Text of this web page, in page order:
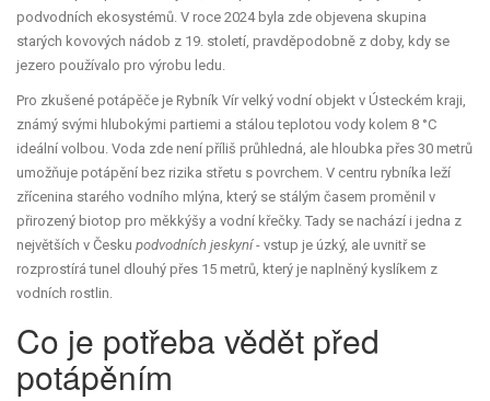
podvodních ekosystémů. V roce 2024 byla zde objevena skupina
starých kovových nádob z 19. století, pravděpodobně z doby, kdy se
jezero používalo pro výrobu ledu.
Pro zkušené potápěče je Rybník Vír velký vodní objekt v Ústeckém kraji,
známý svými hlubokými partiemi a stálou teplotou vody kolem 8 °C
ideální volbou. Voda zde není příliš průhledná, ale hloubka přes 30 metrů
umožňuje potápění bez rizika střetu s povrchem. V centru rybníka leží
zřícenina starého vodního mlýna, který se stálým časem proměnil v
přirozený biotop pro měkkýšy a vodní křečky. Tady se nachází i jedna z
největších v Česku podvodních jeskyní- vstup je úzký, ale uvnitř se
rozprostírá tunel dlouhý přes 15 metrů, který je naplněný kyslíkem z
vodních rostlin.
Co je potřeba vědět před
potápěním